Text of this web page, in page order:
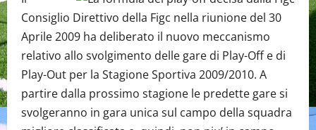
Consiglio Direttivo della Figc nella riunione del 30
Aprile 2009 ha deliberato il nuovo meccanismo
relativo allo svolgimento delle gare di Play-Off e di
Play-Out per la Stagione Sportiva 2009/2010. A
partire dalla prossimo stagione le predette gare si
svolgeranno in gara unica sul campo della squadra